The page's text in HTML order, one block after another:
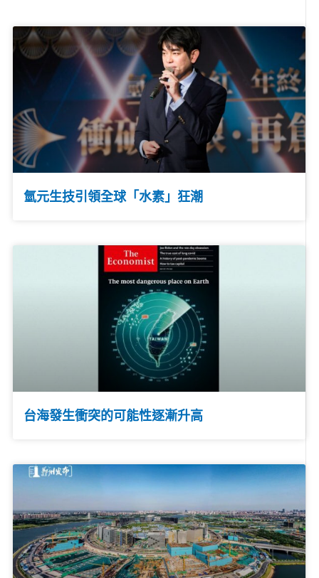
氫元生技引領全球「水素」狂潮
台海發生衝突的可能性逐漸升高